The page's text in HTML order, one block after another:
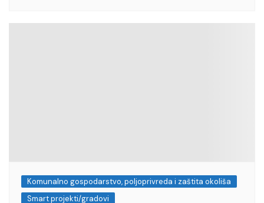
Komunalno gospodarstvo, poljoprivreda i zaštita okoliša
Smart projekti/gradovi